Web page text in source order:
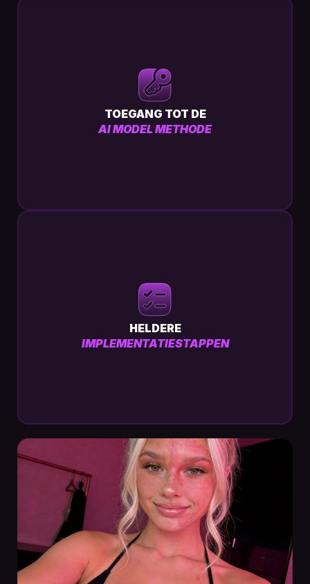
TOEGANG TOT DE
AI MODEL METHODE
HELDERE
IMPLEMENTATIESTAPPEN